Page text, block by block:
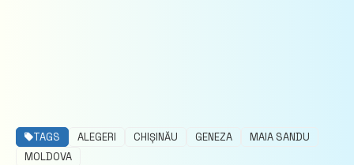
TAGS ALEGERI CHIȘINĂU GENEZA
MAIA SANDU
MOLDOVA